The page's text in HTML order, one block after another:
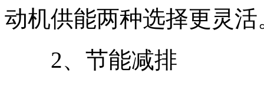
动机供能两种选择更灵活
2、节能减排